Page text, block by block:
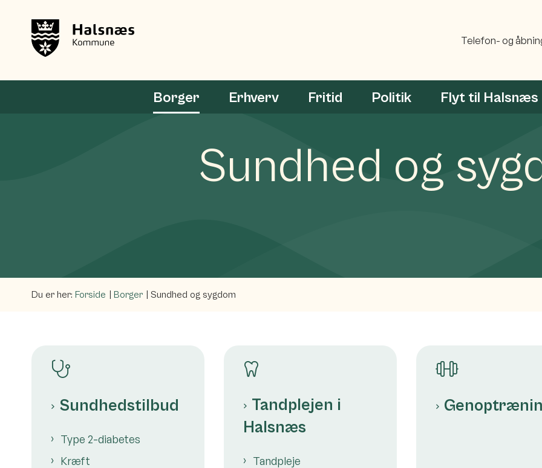
Telefon- og
Borger Erhverv Fritid Politik Flyt til Halsnæs
Sundhed og
Du er her: Forside Borger Sundhed og sygdom
Sundhedstilbud
Type 2-diabetes
Kræft
Tandplejen i
Halsnæs
Tandpleje